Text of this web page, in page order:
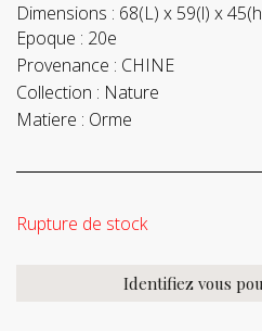
Dimensions : 68(L) x 59(l) x
Epoque : 20e
Provenance : CHINE
Collection : Nature
Matiere : Orme
Rupture de stock
Identifiez vous